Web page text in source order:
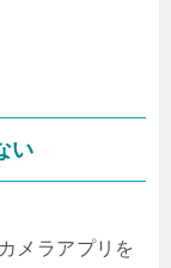
い
メラアプリを